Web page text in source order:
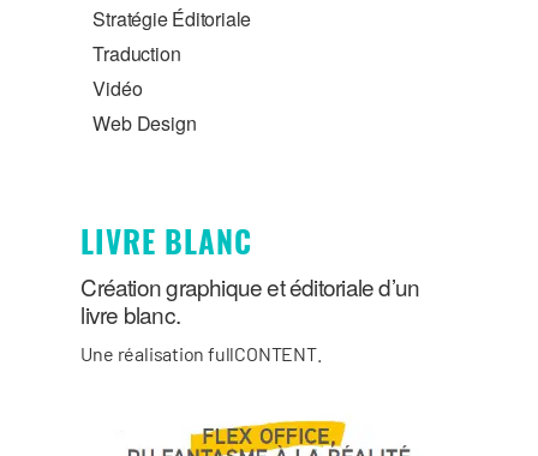
Stratégie Éditoriale
Traduction
Vidéo
Web Design
LIVRE BLANC
Création graphique et éditoriale d’un
livre blanc.
Une réalisation fullCONTENT.